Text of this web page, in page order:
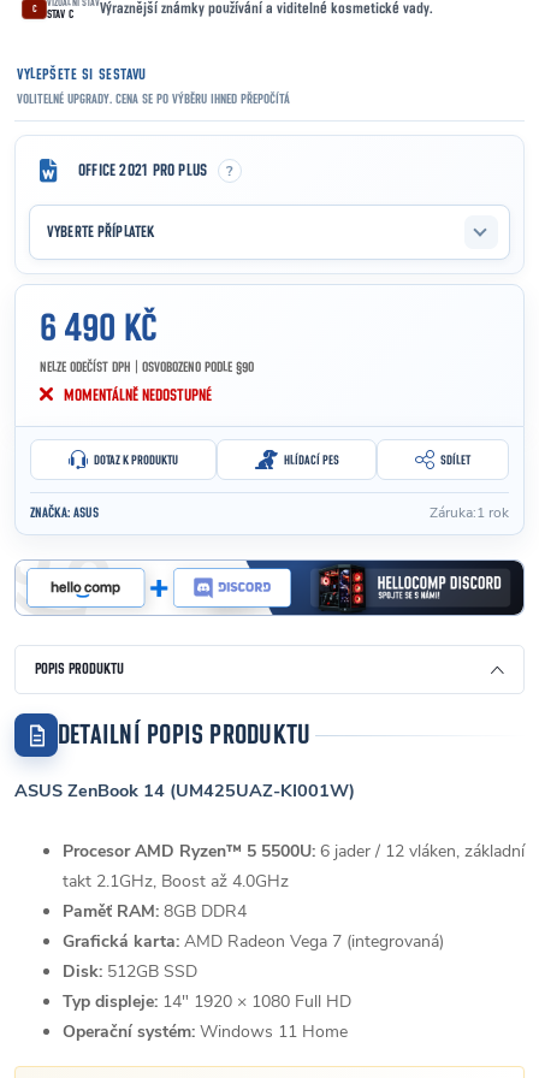
C VIZUÁLNÍ STAV
STAV C Výraznější známky používání a viditelné kosmetické vady.
VYLEPŠETE SI SESTAVU
VOLITELNÉ UPGRADY. CENA SE PO VÝBĚRU IHNED PŘEPOČÍTÁ
OFFICE 2021 PRO PLUS ?
VYBERTE PŘÍPLATEK
6 490 KČ
NELZE ODEČÍST DPH | OSVOBOZENO PODLE §90
Měrná cena:
MOMENTÁLNĚ NEDOSTUPNÉ
DOTAZ K PRODUKTU HLÍDACÍ PES SDÍLET
ZNAČKA: ASUS Záruka:1 rok
POPIS PRODUKTU
DETAILNÍ POPIS PRODUKTU
ASUS ZenBook 14 (UM425UAZ-KI001W)
Procesor AMD Ryzen™ 5 5500U: 6 jader / 12 vláken, základní
takt 2.1GHz, Boost až 4.0GHz
Paměť RAM: 8GB DDR4
Grafická karta: AMD Radeon Vega 7 (integrovaná)
Disk: 512GB SSD
Typ displeje: 14" 1920 × 1080 Full HD
Operační systém: Windows 11 Home